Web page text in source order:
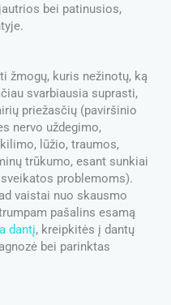
bei patinusios,
žmogų, kuris nežinotų, ką
svarbiausia suprasti,
priežasčių (paviršinio
nervo uždegimo,
lūžio, traumos,
trūkumo, esant sunkiai
problemoms).
vaistai nuo skausmo
pašalins esamą
dantį, kreipkitės į dantų
bei parinktas